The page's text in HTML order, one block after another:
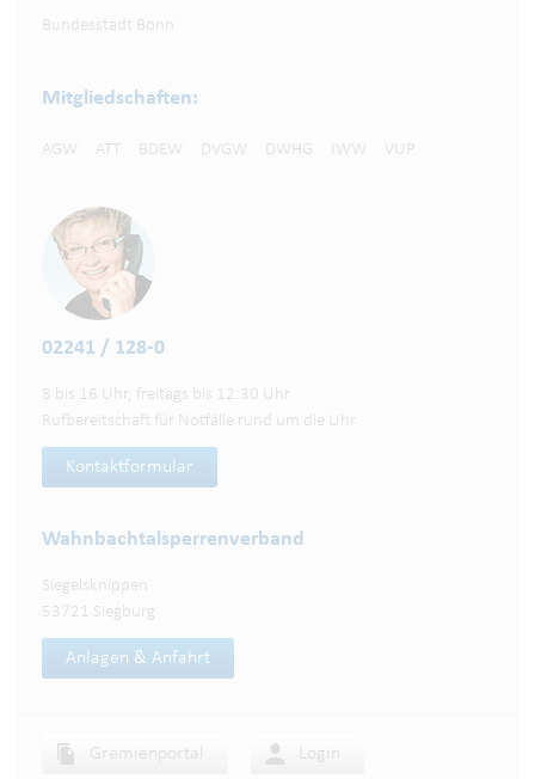
Bundesstadt Bonn
Mitgliedschaften:
AGW ATT BDEW DVGW DWHG IWW VUP
02241 / 128-0
8 bis 16 Uhr, freitags bis 12:30 Uhr
Rufbereitschaft für Notfälle rund um die Uhr
Kontaktformular
Wahnbachtalsperren­verband
Siegelsknippen
53721 Siegburg
Anlagen & Anfahrt
Gremienportal Login